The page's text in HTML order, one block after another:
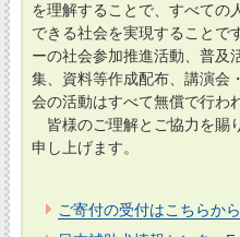
を理解することで、すべての
できる社会を実現することで
ーの社会参加推進活動、普及
集、資料等作成配布、講演会
会の活動はすべて無償で行わ
皆様のご理解とご協力を賜
申し上げます。
ご寄付の受付はこちらから